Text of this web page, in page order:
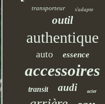
transporteur s'adapte
outil
authentique
auto essence
accessoires
transit audi acier